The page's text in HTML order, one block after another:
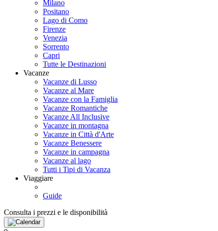
Milano
Positano
Lago di Como
Firenze
Venezia
Sorrento
Capri
Tutte le Destinazioni
Vacanze
Vacanze di Lusso
Vacanze al Mare
Vacanze con la Famiglia
Vacanze Romantiche
Vacanze All Inclusive
Vacanze in montagna
Vacanze in Città d'Arte
Vacanze Benessere
Vacanze in campagna
Vacanze al lago
Tutti i Tipi di Vacanza
Viaggiare
Guide
Consulta i prezzi e le disponibilità